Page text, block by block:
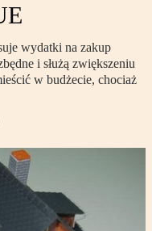
wydatki na zakup
i służą zwiększeniu
w budżecie, chociaż